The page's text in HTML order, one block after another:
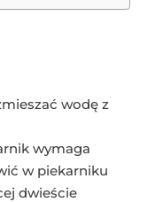
wodę z
wymaga
w piekarniku
dwieście